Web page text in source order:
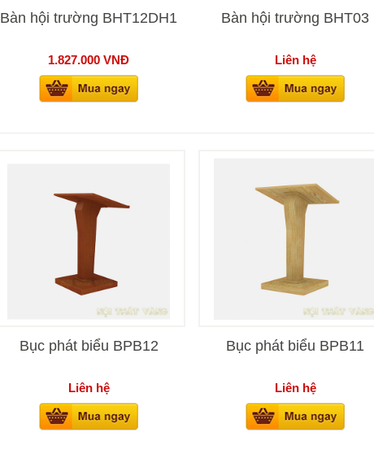
Bàn hội trường BHT12DH1
1.827.000 VNĐ
Bàn hội trường BHT03
Liên hệ
Bục phát biểu BPB12
Liên hệ
Bục phát biểu BPB11
Liên hệ